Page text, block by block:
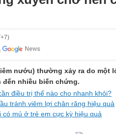
nướu) thường xảy ra do một
nhiều biến chứng.
điều trị thế nào cho nhanh khỏi?
tránh viêm lợi chân răng hiệu quả
có mủ ở trẻ em cực kỳ hiệu quả